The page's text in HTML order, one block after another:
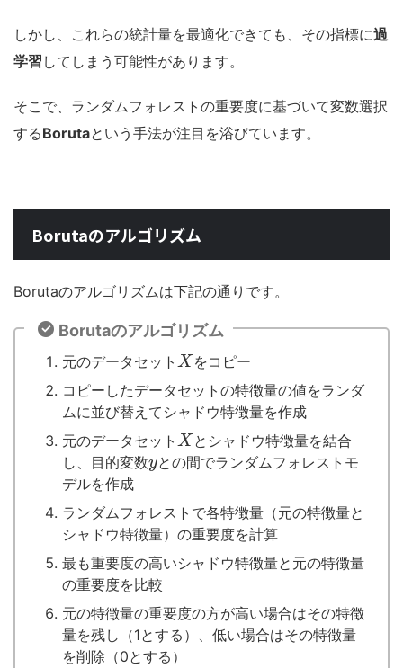
しかし、これらの統計量を最適化できても、その指標に過
学習 してしまう可能性があります。
そこで、ランダムフォレストの重要度に基づいて変数選択
するBorutaという手法が注目を浴びています。
Borutaのアルゴリズム
Borutaのアルゴリズムは下記の通りです。
Borutaのアルゴリズム
元のデータセット X をコピー
コピーしたデータセットの特徴量の値をランダ
ムに並び替えてシャドウ特徴量を作成
元のデータセット X とシャドウ特徴量を結合
し、目的変数yとの間でランダムフォレストモ
デルを作成
ランダムフォレストで各特徴量（元の特徴量と
シャドウ特徴量）の重要度を計算
最も重要度の高いシャドウ特徴量と元の特徴量
の重要度を比較
元の特徴量の重要度の方が高い場合はその特徴
量を残し（1とする）、低い場合はその特徴量
を削除（0とする）